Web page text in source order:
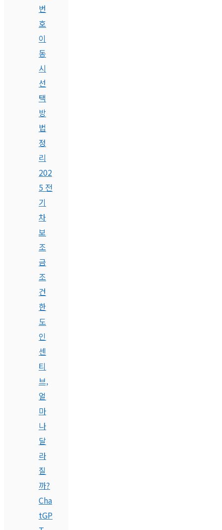
번
호
이
동
시
선
택
방
법
정
리
202
5 전
기
차
보
조
금
조
건
한
도
인
센
티
브,
얼
마
나
달
라
질
까?
Cha
tGP